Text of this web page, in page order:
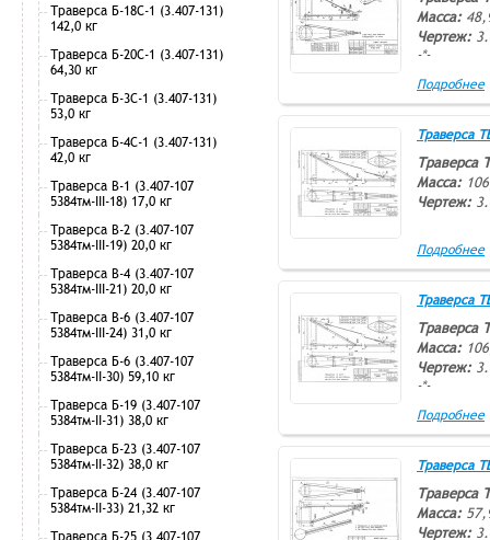
Траверса Б-18С-1 (3.407-131)
142,0 кг
Траверса Б-20С-1 (3.407-131)
64,30 кг
Траверса Б-3С-1 (3.407-131)
53,0 кг
Траверса Б-4С-1 (3.407-131)
42,0 кг
Траверса В-1 (3.407-107
5384тм-III-18) 17,0 кг
Траверса В-2 (3.407-107
5384тм-III-19) 20,0 кг
Траверса В-4 (3.407-107
5384тм-III-21) 20,0 кг
Траверса В-6 (3.407-107
5384тм-III-24) 31,0 кг
Траверса Б-6 (3.407-107
5384тм-II-30) 59,10 кг
Траверса Б-19 (3.407-107
5384тм-II-31) 38,0 кг
Траверса Б-23 (3.407-107
5384тм-II-32) 38,0 кг
Траверса Б-24 (3.407-107
5384тм-II-33) 21,32 кг
Траверса Б-25 (3.407-107
Масса:
Чертеж:
-*-
Подробнее
Траверса
Траверса
Масса:
Чертеж:
Подробнее
Траверса
Траверса
Масса:
Чертеж:
-*-
Подробнее
Траверса
Траверса
Масса:
Чертеж: